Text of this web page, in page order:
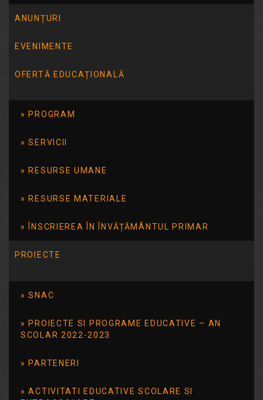
ANUNȚURI
EVENIMENTE
OFERTĂ EDUCAȚIONALĂ
PROGRAM
SERVICII
RESURSE UMANE
RESURSE MATERIALE
ÎNSCRIEREA ÎN ÎNVĂȚĂMÂNTUL PRIMAR
PROIECTE
SNAC
PROIECTE SI PROGRAME EDUCATIVE – AN
SCOLAR 2022-2023
PARTENERI
ACTIVITATI EDUCATIVE SCOLARE SI
Descarca Oferta educatională Anul
școlar 2023-2024
Descarca Oferta educatională Anul
grădiniță și clasa
pregătitoare anul școlar
2023-2024
Noi suntem Școala Gimnazială Specială